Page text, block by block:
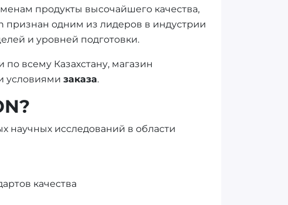
продукты высочайшего качества,
признан одним из лидеров в индустрии
и уровней подготовки.
по всему Казахстану, магазин
условиями заказа.
научных исследований в области
качества